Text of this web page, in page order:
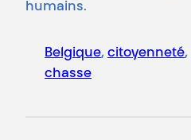
humains.
Belgique, citoyenneté,
chasse